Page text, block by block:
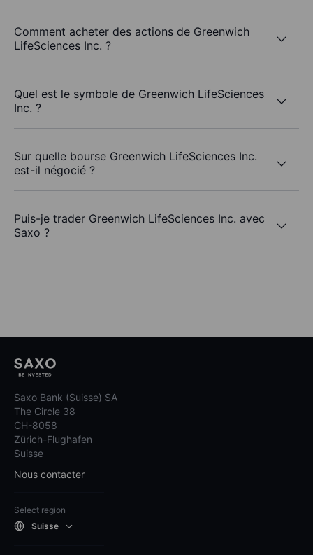
Comment acheter des actions de Greenwich
LifeSciences Inc. ?
Quel est le symbole de Greenwich LifeSciences
Inc. ?
Sur quelle bourse Greenwich LifeSciences Inc.
est-il négocié ?
Puis-je trader Greenwich LifeSciences Inc. avec
Saxo ?
Saxo Bank (Suisse) SA
The Circle 38
CH-8058
Zürich-Flughafen
Suisse
Nous contacter
Select region
Suisse